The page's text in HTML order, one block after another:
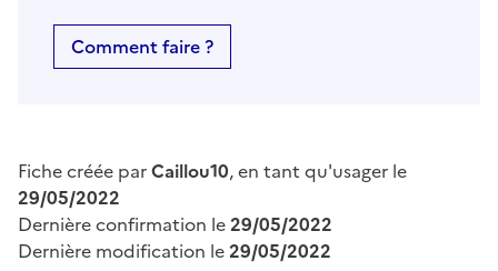
Comment faire ?
Fiche créée parCaillou10, en tant qu'usager le
29/05/2022
Dernière confirmation le29/05/2022
Dernière modification le29/05/2022